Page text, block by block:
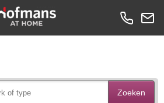
Zoeken